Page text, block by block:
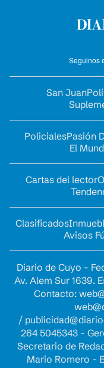
Seguinos
San Juan
PolicialesPasión
El
Cartas del lector
Clasificados
Avisos
Diario de Cuyo -
Av. Alem Sur 1639.
Contacto:
/
264 5045343 -
Secretario de
Mario Romero -